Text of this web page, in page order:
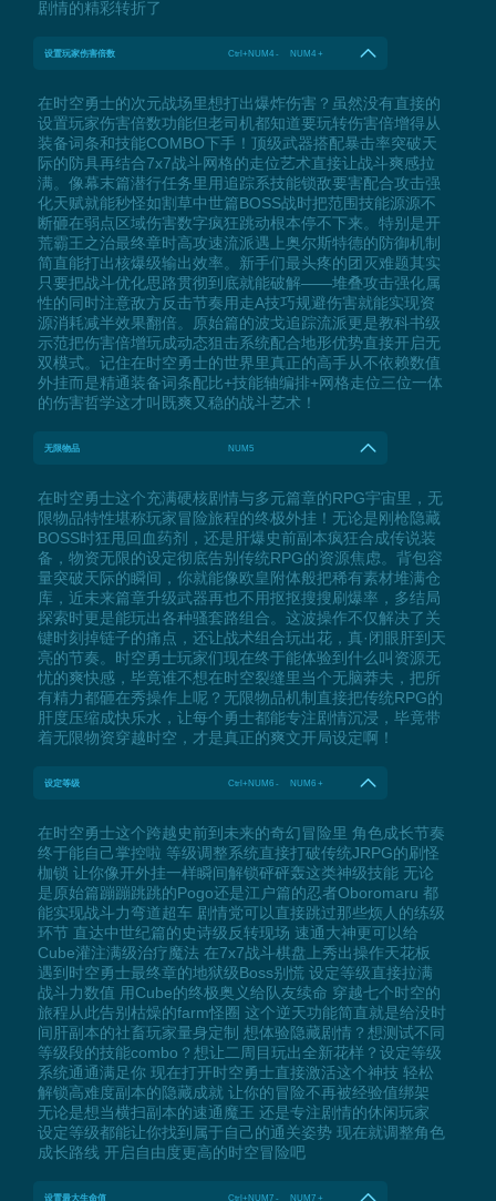
剧情的精彩转折了
设置玩家伤害倍数 Ctrl+NUM4 - NUM4 +
在时空勇士的次元战场里想打出爆炸伤害？虽然没有直接的
设置玩家伤害倍数功能但老司机都知道要玩转伤害倍增得从
装备词条和技能COMBO下手！顶级武器搭配暴击率突破天
际的防具再结合7x7战斗网格的走位艺术直接让战斗爽感拉
满。像幕末篇潜行任务里用追踪系技能锁敌要害配合攻击强
化天赋就能秒怪如割草中世篇BOSS战时把范围技能源源不
断砸在弱点区域伤害数字疯狂跳动根本停不下来。特别是开
荒霸王之治最终章时高攻速流派遇上奥尔斯特德的防御机制
简直能打出核爆级输出效率。新手们最头疼的团灭难题其实
只要把战斗优化思路贯彻到底就能破解——堆叠攻击强化属
性的同时注意敌方反击节奏用走A技巧规避伤害就能实现资
源消耗减半效果翻倍。原始篇的波戈追踪流派更是教科书级
示范把伤害倍增玩成动态狙击系统配合地形优势直接开启无
双模式。记住在时空勇士的世界里真正的高手从不依赖数值
外挂而是精通装备词条配比+技能轴编排+网格走位三位一体
的伤害哲学这才叫既爽又稳的战斗艺术！
无限物品 NUM5
在时空勇士这个充满硬核剧情与多元篇章的RPG宇宙里，无
限物品特性堪称玩家冒险旅程的终极外挂！无论是刚枪隐藏
BOSS时狂甩回血药剂，还是肝爆史前副本疯狂合成传说装
备，物资无限的设定彻底告别传统RPG的资源焦虑。背包容
量突破天际的瞬间，你就能像欧皇附体般把稀有素材堆满仓
库，近未来篇章升级武器再也不用抠抠搜搜刷爆率，多结局
探索时更是能玩出各种骚套路组合。这波操作不仅解决了关
键时刻掉链子的痛点，还让战术组合玩出花，真·闭眼肝到天
亮的节奏。时空勇士玩家们现在终于能体验到什么叫资源无
忧的爽快感，毕竟谁不想在时空裂缝里当个无脑莽夫，把所
有精力都砸在秀操作上呢？无限物品机制直接把传统RPG的
肝度压缩成快乐水，让每个勇士都能专注剧情沉浸，毕竟带
着无限物资穿越时空，才是真正的爽文开局设定啊！
设定等级 Ctrl+NUM6 - NUM6 +
在时空勇士这个跨越史前到未来的奇幻冒险里 角色成长节奏
终于能自己掌控啦 等级调整系统直接打破传统JRPG的刷怪
枷锁 让你像开外挂一样瞬间解锁砰砰轰这类神级技能 无论
是原始篇蹦蹦跳跳的Pogo还是江户篇的忍者Oboromaru 都
能实现战斗力弯道超车 剧情党可以直接跳过那些烦人的练级
环节 直达中世纪篇的史诗级反转现场 速通大神更可以给
Cube灌注满级治疗魔法 在7x7战斗棋盘上秀出操作天花板
遇到时空勇士最终章的地狱级Boss别慌 设定等级直接拉满
战斗力数值 用Cube的终极奥义给队友续命 穿越七个时空的
旅程从此告别枯燥的farm怪圈 这个逆天功能简直就是给没时
间肝副本的社畜玩家量身定制 想体验隐藏剧情？想测试不同
等级段的技能combo？想让二周目玩出全新花样？设定等级
系统通通满足你 现在打开时空勇士直接激活这个神技 轻松
解锁高难度副本的隐藏成就 让你的冒险不再被经验值绑架
无论是想当横扫副本的速通魔王 还是专注剧情的休闲玩家
设定等级都能让你找到属于自己的通关姿势 现在就调整角色
成长路线 开启自由度更高的时空冒险吧
设置最大生命值 Ctrl+NUM7 - NUM7 +